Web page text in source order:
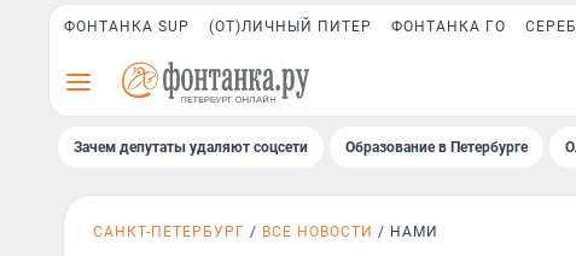
ФОНТАНКА SUP (ОТ)ЛИЧНЫЙ ПИТЕР ФОНТАНКА ГО
Зачем депутаты удаляют соцсети Образование в Петербурге
САНКТ-ПЕТЕРБУРГ ВСЕ НОВОСТИ НАМИ